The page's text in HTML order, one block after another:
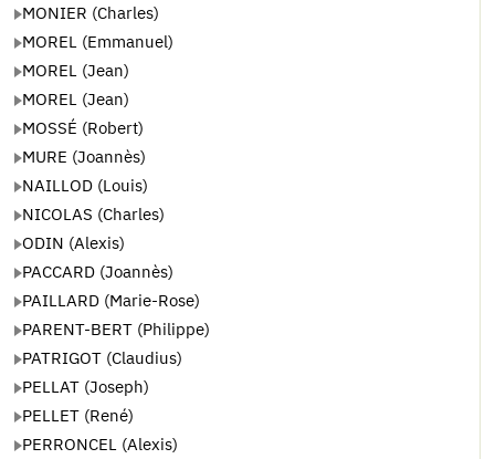
MONIER (Charles)
MOREL (Emmanuel)
MOREL (Jean)
MOREL (Jean)
MOSSÉ (Robert)
MURE (Joannès)
NAILLOD (Louis)
NICOLAS (Charles)
ODIN (Alexis)
PACCARD (Joannès)
PAILLARD (Marie-Rose)
PARENT-BERT (Philippe)
PATRIGOT (Claudius)
PELLAT (Joseph)
PELLET (René)
PERRONCEL (Alexis)